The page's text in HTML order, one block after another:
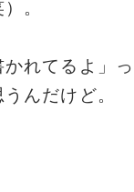
。
かれてるよ」っ
んだけど。